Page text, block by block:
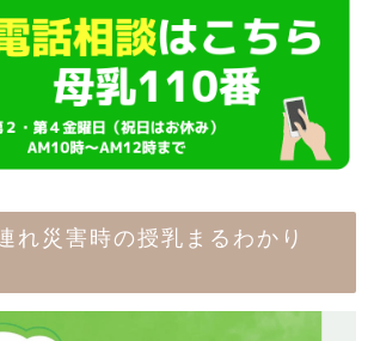
れ災害時の授乳まるわかり